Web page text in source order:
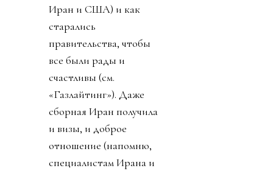
Иран и США) и как
старались
правительства, чтобы
все были рады и
счастливы (см.
«Газлайтинг»). Даже
сборная Иран получила
и визы, и доброе
отношение (напомню,
специалистам Ирана и